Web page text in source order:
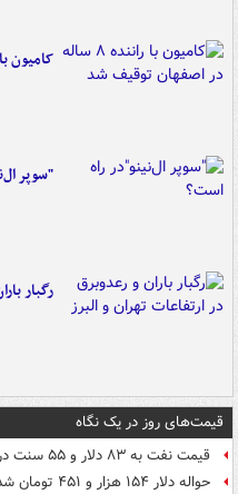
کامیون با راننده ۸
"سوپر
رگبار
قیمت‌های روز در یک نگاه
قیمت نفت به ۸۳ دلار و ۵۵ سنت در هر بشکه رسید
حواله دلار ۱۵۴ هزار و ۴۵۱ تومان شد